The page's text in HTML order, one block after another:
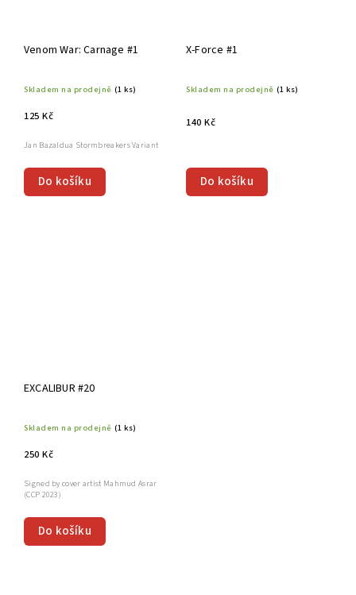
Venom War: Carnage #1
Skladem na prodejně (1 ks)
125 Kč
Do košíku
Jan Bazaldua Stormbreakers Variant
X-Force #1
Skladem na prodejně (1 ks)
140 Kč
Do košíku
EXCALIBUR #20
Skladem na prodejně (1 ks)
250 Kč
Do košíku
Signed by cover artist Mahmud Asrar
(CCP 2023)